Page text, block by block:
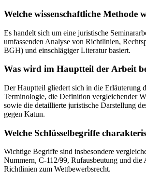
Welche wissenschaftliche Methode
Es handelt sich um eine juristische
umfassenden Analyse von Richtlinien,
BGH) und einschlägiger Literatur basiert.
Was wird im Hauptteil der Arbeit
Der Hauptteil gliedert sich in die Erläuterung
Terminologie, die Definition vergleichender
sowie die detaillierte juristische Darstellung
gegen Katun.
Welche Schlüsselbegriffe
Wichtige Begriffe sind insbesondere
Nummern, C-112/99, Rufausbeutung und die
Richtlinien zum Wettbewerbsrecht.